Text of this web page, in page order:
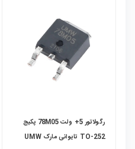
رگولاتور 5+ ولت 78M05 پکیج
TO-252 تایوانی مارک UMW